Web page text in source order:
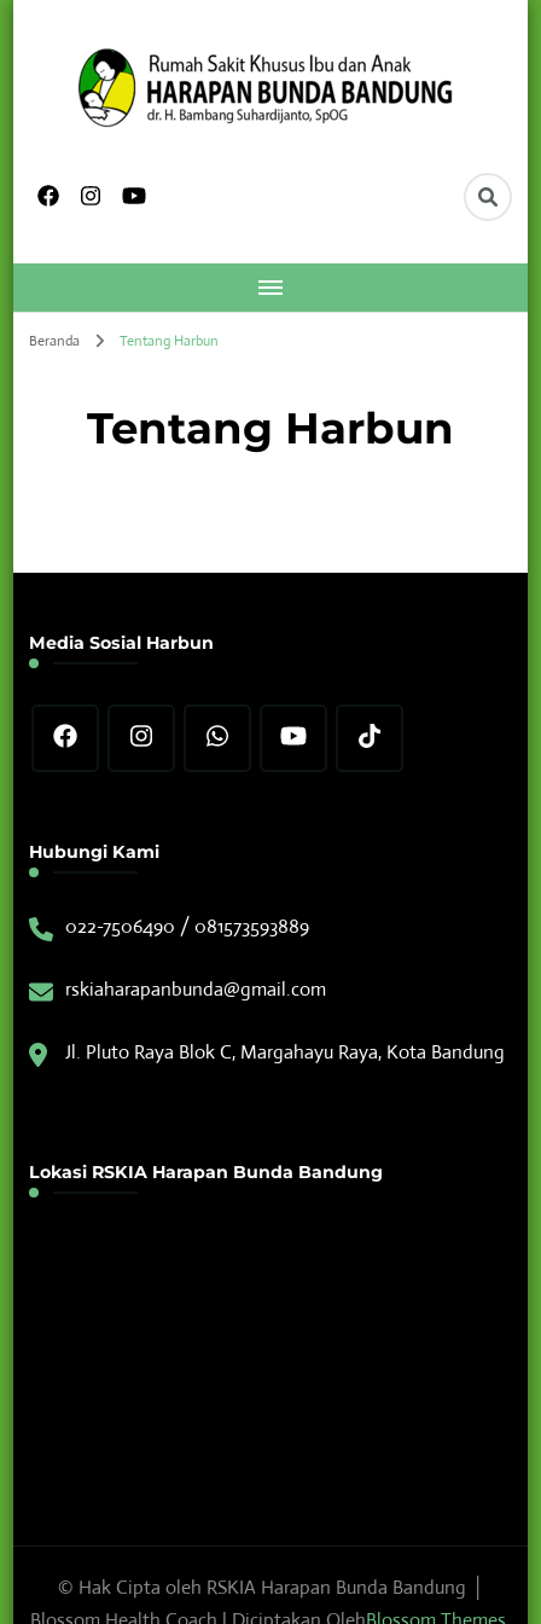
Beranda Tentang Harbun
Tentang Harbun
Media Sosial Harbun
Hubungi Kami
022-7506490 / 081573593889
rskiaharapanbunda@gmail.com
Jl. Pluto Raya Blok C, Margahayu Raya, Kota Bandung
Lokasi RSKIA Harapan Bunda Bandung
© Hak Cipta oleh RSKIA Harapan Bunda Bandung │